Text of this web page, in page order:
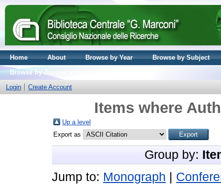
Home About Browse by Year
Browse by Subject
Browse by Journal volume
Login
Create Account
Items where
Up a level
Export as
Group by:
Jump to: Monograph